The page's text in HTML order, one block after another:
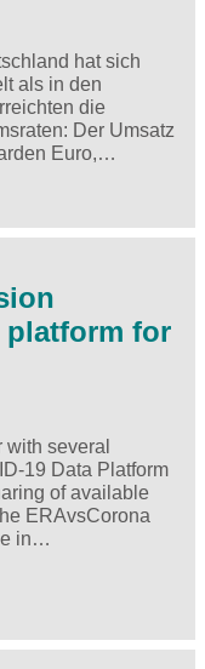
hat sich
als in den
die
Der Umsatz
Euro,…
platform for
several
19 Data Platform
of available
ERAvsCorona
in…